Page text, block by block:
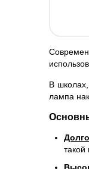
В школах,
лампа